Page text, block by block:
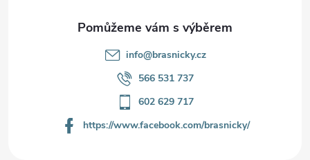
info@brasnicky.cz
566 531 737
602 629 717
https://www.facebook.com/brasnicky/